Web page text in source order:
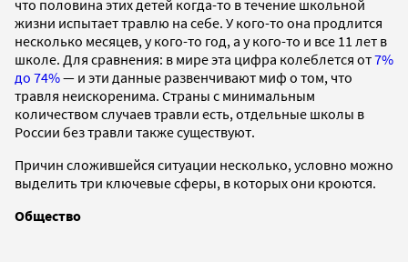
что половина этих детей когда-то в течение школьной
жизни испытает травлю на себе. У кого-то она продлится
несколько месяцев, у кого-то год, а у кого-то и все 11 лет в
школе. Для сравнения: в мире эта цифра колеблется от7%
до 74%— и эти данные развенчивают миф о том, что
травля неискоренима. Страны с минимальным
количеством случаев травли есть, отдельные школы в
России без травли также существуют.
Причин сложившейся ситуации несколько, условно можно
выделить три ключевые сферы, в которых они кроются.
Общество